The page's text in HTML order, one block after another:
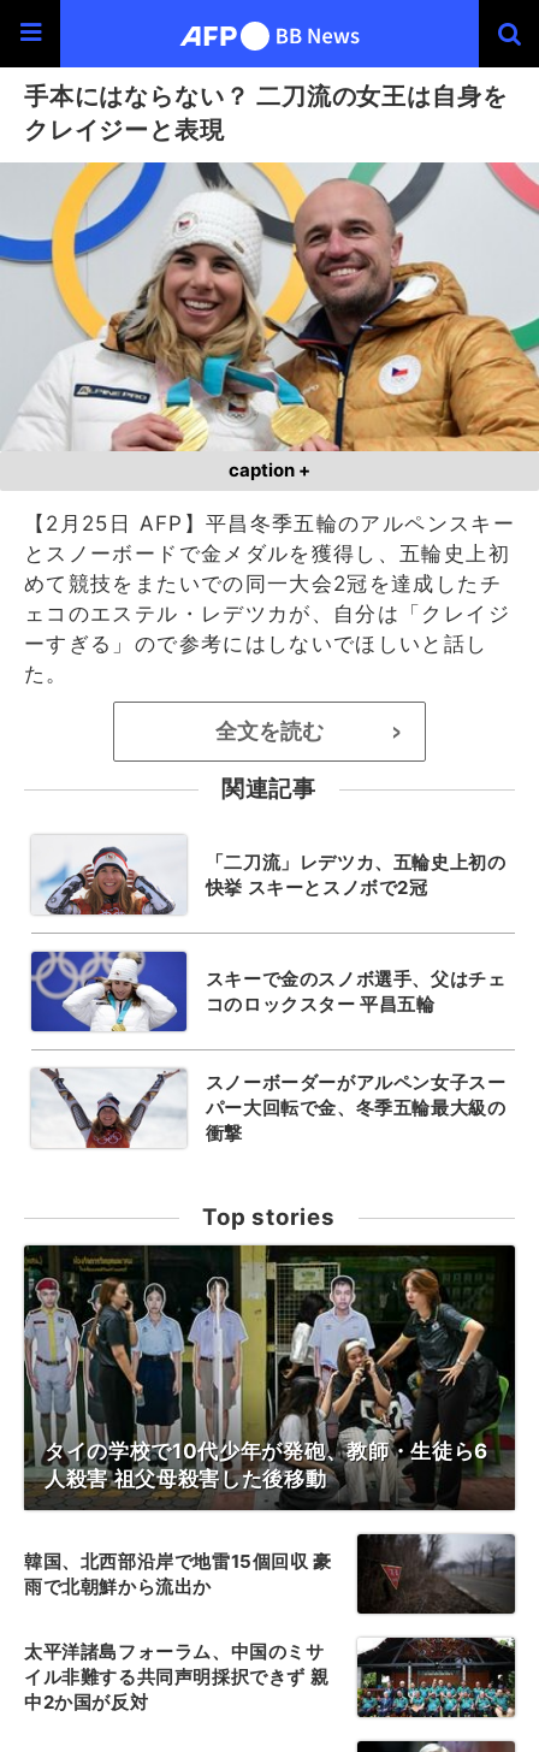
手本にはならない？ 二刀流の女王は自身を
クレイジーと表現
caption +
【2月25日 AFP】平昌冬季五輪のアルペンスキー
とスノーボードで金メダルを獲得し、五輪史上初
めて競技をまたいでの同一大会2冠を達成したチ
ェコのエステル・レデツカが、自分は「クレイジ
ーすぎる」ので参考にはしないでほしいと話し
た。
全文を読む >
関連記事
「二刀流」レデツカ、五輪史上初の
快挙 スキーとスノボで2冠
スキーで金のスノボ選手、父はチェ
コのロックスター 平昌五輪
スノーボーダーがアルペン女子スー
パー大回転で金、冬季五輪最大級の
衝撃
Top stories
タイの学校で10代少年が発砲、教師・生徒ら6
人殺害 祖父母殺害した後移動
韓国、北西部沿岸で地雷15個回収 豪
雨で北朝鮮から流出か
太平洋諸島フォーラム、中国のミサ
イル非難する共同声明採択できず 親
中2か国が反対